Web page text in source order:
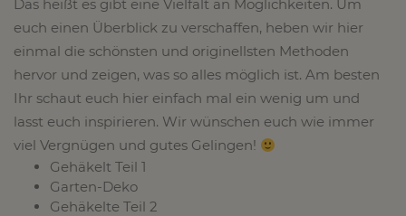
Das heißt es gibt eine Vielfalt an Möglichkeiten. Um
euch einen Überblick zu verschaffen, heben wir hier
einmal die schönsten und originellsten Methoden
hervor und zeigen, was so alles möglich ist. Am besten
Ihr schaut euch hier einfach mal ein wenig um und
lasst euch inspirieren. Wir wünschen euch wie immer
viel Vergnügen und gutes Gelingen!
Gehäkelt Teil 1
Garten-Deko
Gehäkelte Teil 2